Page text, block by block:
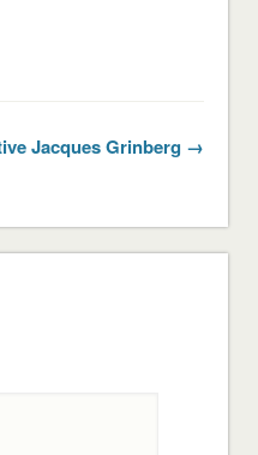
Jacques Grinberg →